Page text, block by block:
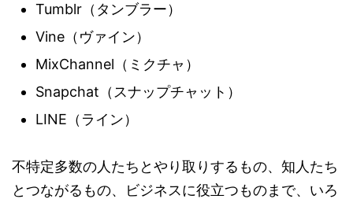
Tumblr（タンブラー）
Vine（ヴァイン）
MixChannel（ミクチャ）
Snapchat（スナップチャット）
LINE（ライン）
不特定多数の人たちとやり取りするもの、知人たち
とつながるもの、ビジネスに役立つものまで、いろ